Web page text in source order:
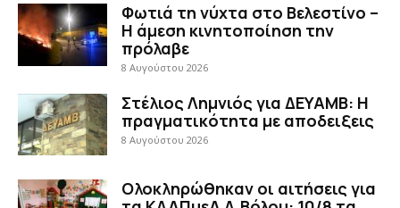
Φωτιά τη νύχτα στο Βελεστίνο –
Η άμεση κινητοποίηση την
πρόλαβε
8 Αυγούστου 2026
Στέλιος Λημνιός για ΔΕΥΑΜΒ: Η
πραγματικότητα με αποδειξεις
8 Αυγούστου 2026
Ολοκληρώθηκαν οι αιτήσεις για